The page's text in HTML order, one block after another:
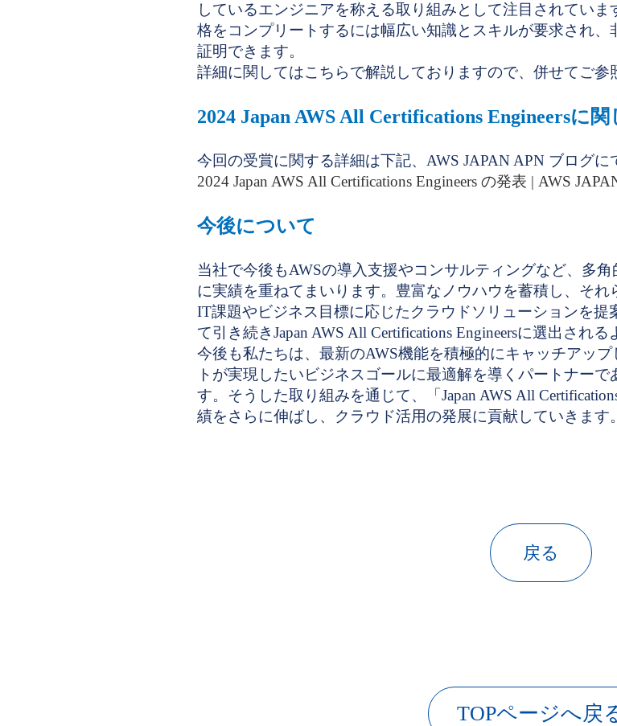
しているエンジニアを称える取り組みとして注目されていま
格をコンプリートするには幅広い知識とスキルが要求され、
証明できます。
詳細に関してはこちらで解説しておりますので、併せてご参
2024 Japan AWS All Certifications Engineersに関
今回の受賞に関する詳細は下記、AWS JAPAN APN ブログに
2024 Japan AWS All Certifications Engineers の発表 | AWS
今後について
当社で今後もAWSの導入支援やコンサルティングなど、多
に実績を重ねてまいります。豊富なノウハウを蓄積し、それ
IT課題やビジネス目標に応じたクラウドソリューションを提
て引き続きJapan AWS All Certifications Engineersに選出され
今後も私たちは、最新のAWS機能を積極的にキャッチアッ
トが実現したいビジネスゴールに最適解を導くパートナーで
す。そうした取り組みを通じて、「Japan AWS All
績をさらに伸ばし、クラウド活用の発展に貢献していきます。
戻る
TOPページへ戻